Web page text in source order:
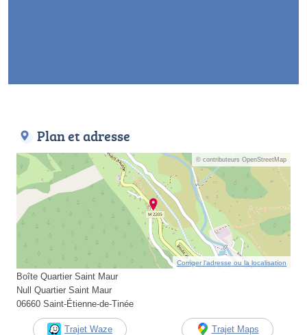
Plan et adresse
© contributeurs OpenStreetMap
Corriger l’adresse ou la localisation
Boîte Quartier Saint Maur
Null Quartier Saint Maur
06660 Saint-Étienne-de-Tinée
Trajet Waze Trajet Maps